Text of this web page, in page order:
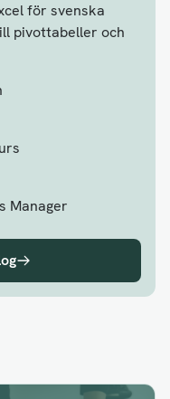
för svenska
pivottabeller och
Manager